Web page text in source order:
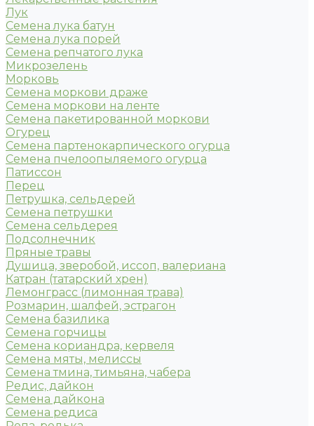
Лук
Семена лука батун
Семена лука порей
Семена репчатого лука
Микрозелень
Морковь
Семена моркови драже
Семена моркови на ленте
Семена пакетированной моркови
Огурец
Семена партенокарпического огурца
Семена пчелоопыляемого огурца
Патиссон
Перец
Петрушка, сельдерей
Семена петрушки
Семена сельдерея
Подсолнечник
Пряные травы
Душица, зверобой, иссоп, валериана
Катран (татарский хрен)
Лемонграсс (лимонная трава)
Розмарин, шалфей, эстрагон
Семена базилика
Семена горчицы
Семена кориандра, кервеля
Семена мяты, мелиссы
Семена тмина, тимьяна, чабера
Редис, дайкон
Семена дайкона
Семена редиса